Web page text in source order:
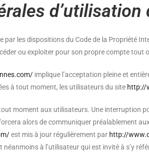
par les dispositions du Code de la Propriété
ou exploiter pour son propre compte tout
implique l’acceptation pleine et
à tout moment, les utilisateurs du site http://
moment aux utilisateurs. Une interruption
alors de communiquer préalablement
est mis à jour régulièrement par http://
à l’utilisateur qui est invité à s’y